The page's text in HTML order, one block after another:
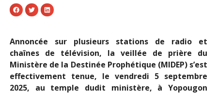
Annoncée sur plusieurs stations de radio et
chaînes de télévision, la veillée de prière du
Ministère de la Destinée Prophétique (MIDEP) s’est
effectivement tenue, le vendredi 5 septembre
2025, au temple dudit ministère, à Yopougon